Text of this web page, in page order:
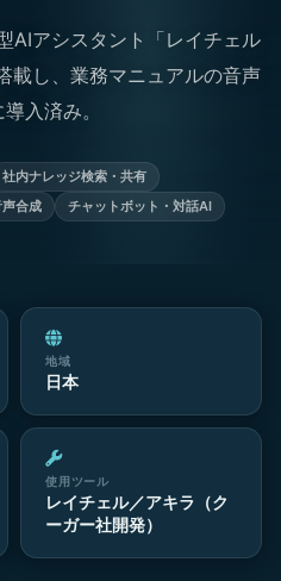
AIアシスタント「レイチェル
載し、業務マニュアルの音声
入済み。
社内ナレッジ検索・共有
合成 チャットボット・対話AI
地域
日本
使用ツール
レイチェル／アキラ（ク
ーガー社開発）